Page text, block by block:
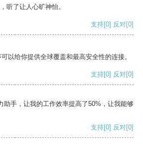
听了让人心旷神怡。
支持[0] 反对[0]
以给你提供全球覆盖和最高安全性的连接。
支持[0] 反对[0]
助手，让我的工作效率提高了50%，让我能够
支持[0] 反对[0]